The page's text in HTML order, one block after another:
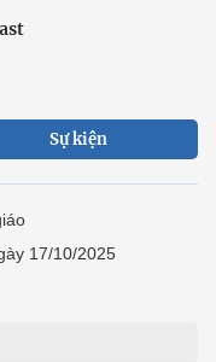
Sự kiện
17/10/2025